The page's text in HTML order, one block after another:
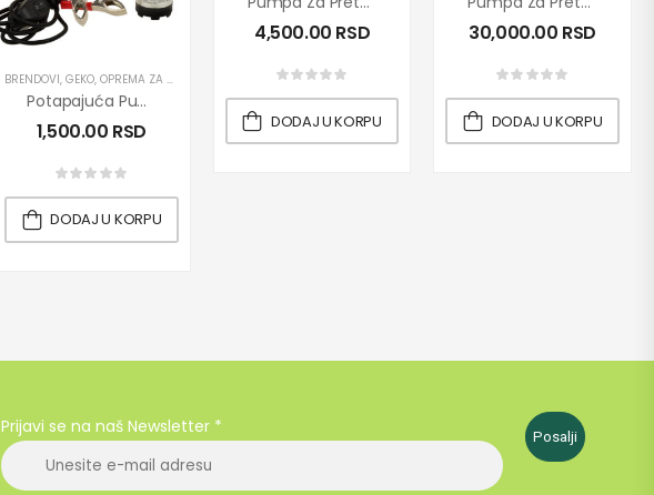
BRENDOVI,GEKO,OPREMA ZA SERVISE PRETAKANJE DIZEL GORIVA
Potapajuća Pumpa 12V / 37mm
1,500.00 RSD
DODAJ U KORPU
4,500.00 RSD
DODAJ U KORPU
30,000.00 RSD
DODAJ U KORPU
Prijavi se na naš Newsletter * Posalji